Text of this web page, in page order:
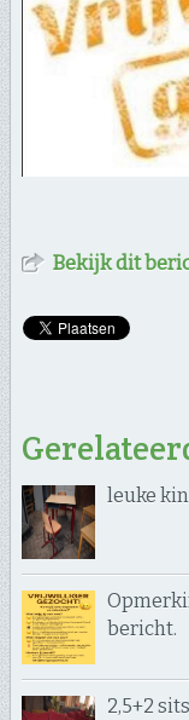
Bekijk dit
leuke
bericht.
2,5+2